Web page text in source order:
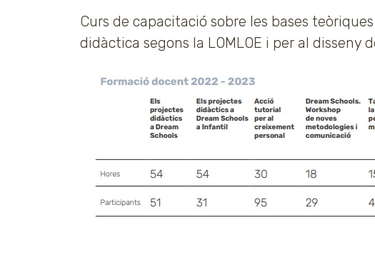
Curs de capacitació sobre les bases
didàctica segons la LOMLOE i per al